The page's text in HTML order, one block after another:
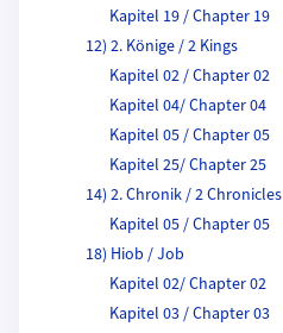
Kapitel 19 / Chapter 19
12) 2. Könige / 2 Kings
Kapitel 02 / Chapter 02
Kapitel 04/ Chapter 04
Kapitel 05 / Chapter 05
Kapitel 25/ Chapter 25
14) 2. Chronik / 2 Chronicles
Kapitel 05 / Chapter 05
18) Hiob / Job
Kapitel 02/ Chapter 02
Kapitel 03 / Chapter 03